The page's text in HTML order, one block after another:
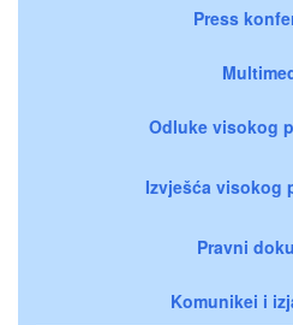
Press
Odluke visokog
Izvješća visokog
Pravni
Komunikei i